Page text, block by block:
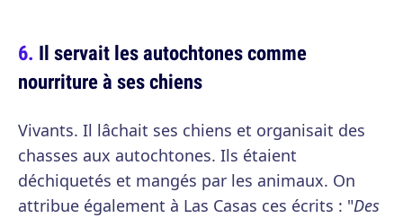
Il servait les autochtones comme
nourriture à ses chiens
Vivants. Il lâchait ses chiens et organisait des
chasses aux autochtones. Ils étaient
déchiquetés et mangés par les animaux. On
attribue également à Las Casas ces écrits : "Des